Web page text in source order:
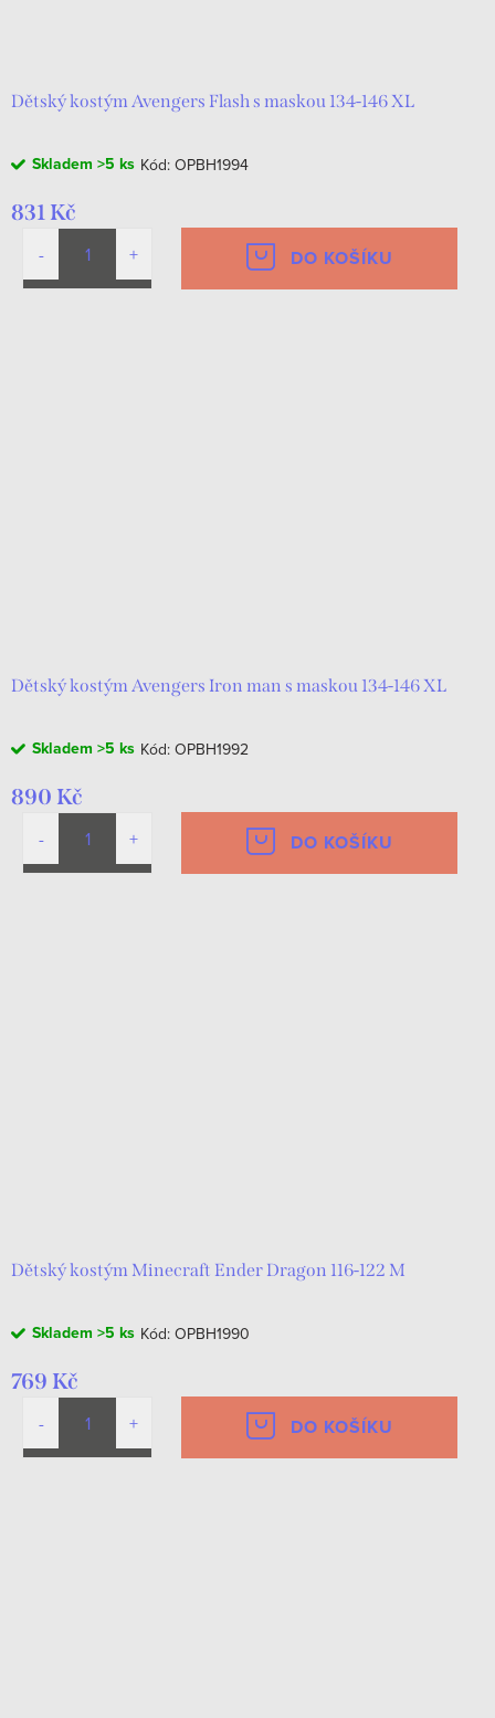
Dětský kostým Avengers Flash s maskou 134-146 XL
Skladem >5 ks Kód: OPBH1994
831 Kč
DO KOŠÍKU
Dětský kostým Avengers Iron man s maskou 134-146 XL
Skladem >5 ks Kód: OPBH1992
890 Kč
DO KOŠÍKU
Dětský kostým Minecraft Ender Dragon 116-122 M
Skladem >5 ks Kód: OPBH1990
769 Kč
DO KOŠÍKU